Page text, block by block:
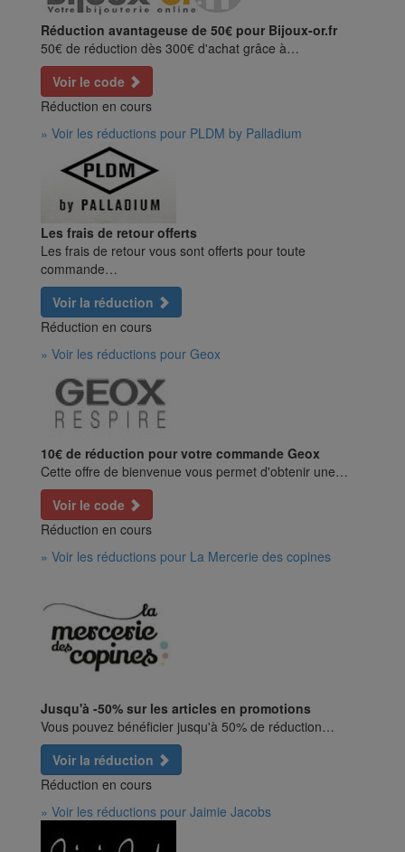
Réduction avantageuse de 50€ pour Bijoux-or.fr
50€ de réduction dès 300€ d'achat grâce à…
Voir le code
Réduction en cours
» Voir les réductions pour PLDM by Palladium
Les frais de retour offerts
Les frais de retour vous sont offerts pour toute
commande…
Voir la réduction
Réduction en cours
» Voir les réductions pour Geox
10€ de réduction pour votre commande Geox
Cette offre de bienvenue vous permet d'obtenir une…
Voir le code
Réduction en cours
» Voir les réductions pour La Mercerie des copines
Jusqu'à -50% sur les articles en promotions
Vous pouvez bénéficier jusqu'à 50% de réduction…
Voir la réduction
Réduction en cours
» Voir les réductions pour Jaimie Jacobs